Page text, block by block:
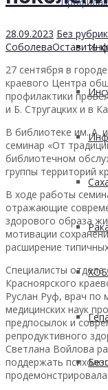
28.09.2023 Без
СоболеваОставить
27 сентября в
краевого Центра
профилактики
и Б. Стругацких и в
В библиотеке им. А.
семинар «От
библиотечном
группы территорий
В ходе работы
отражающие
здорового образа
мотивации
расширение
Специалисты отдела
Красноярского
Руслан Руф, врач по
медицинских наук
предпосылок и
репродуктивного
Светлана Войлова
поддержать